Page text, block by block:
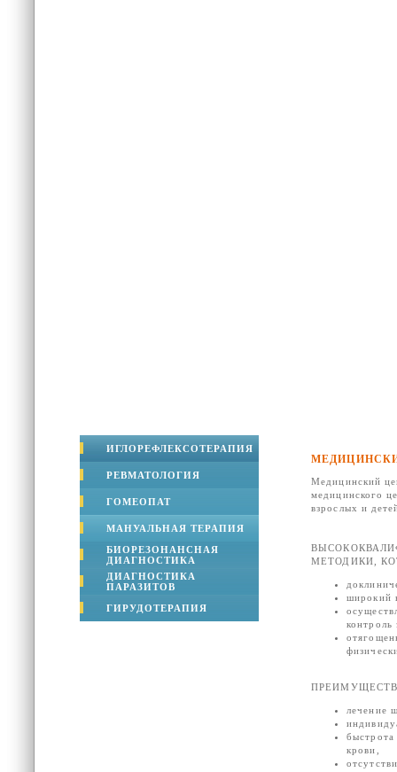
ИГЛОРЕФЛЕКСОТЕРАПИЯ
РЕВМАТОЛОГИЯ
ГОМЕОПАТ
МАНУАЛЬНАЯ ТЕРАПИЯ
БИОРЕЗОНАНСНАЯ
ДИАГНОСТИКА
ДИАГНОСТИКА
ПАРАЗИТОВ
ГИРУДОТЕРАПИЯ
Медицинский
медицинского
взрослых и
МЕТОДИКИ,
широкий
контроль
лечение
быстрота
крови,